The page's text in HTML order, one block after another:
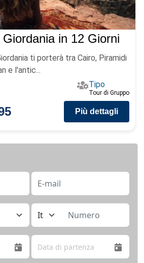
in 12 Giorni
ti porterà tra Cairo, Piramidi
e l'antic...
Tipo
Tour di Gruppo
Più dettagli